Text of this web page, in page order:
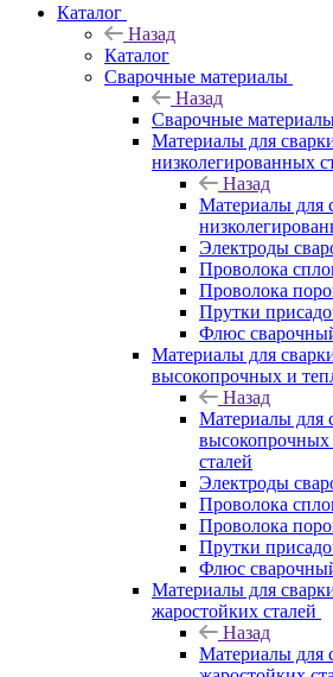
Каталог
Назад
Каталог
Сварочные материалы
Назад
Сварочные
Материалы для
низколегированных
Назад
Материалы для
Электроды
Проволока
Проволока
Прутки
Флюс
Материалы для
высокопрочных и
Назад
Материалы для
высокопрочных
сталей
Электроды
Проволока
Проволока
Прутки
Флюс
Материалы для
жаростойких сталей
Назад
Материалы для